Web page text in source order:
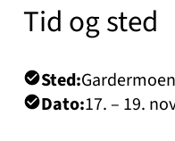
Tid og sted
Sted:Gardermoen
Dato:17. – 19.